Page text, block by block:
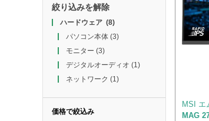
絞り込みを解除
ハードウェア(8)
パソコン本体(3)
モニター (3)
デジタルオーディオ (1)
ネットワーク (1)
価格で絞込み
MSI エ
MAG